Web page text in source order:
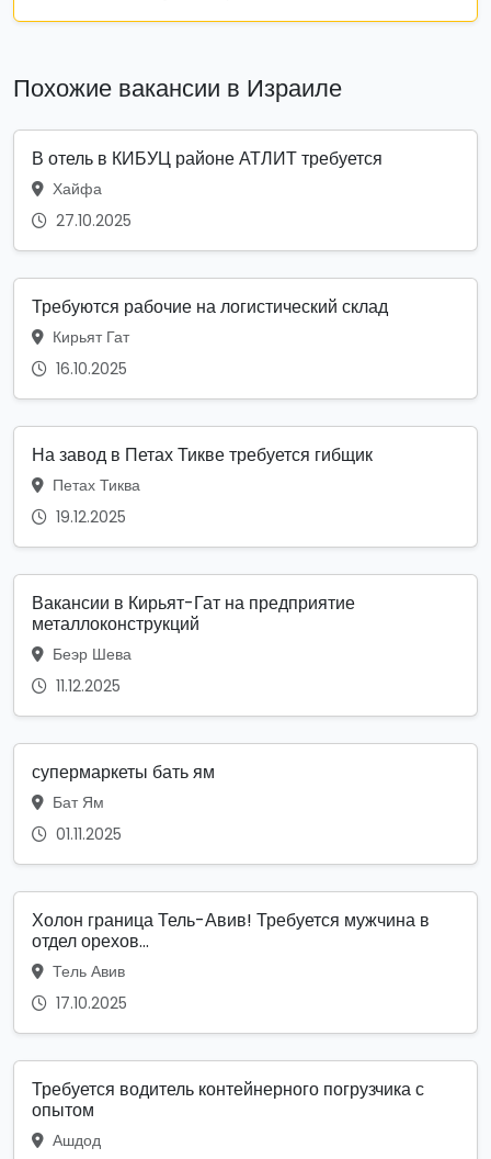
Похожие вакансии в Израиле
В отель в КИБУЦ районе АТЛИТ требуется
Хайфа
27.10.2025
Требуются рабочие на логистический склад
Кирьят Гат
16.10.2025
На завод в Петах Тикве требуется гибщик
Петах Тиква
19.12.2025
Вакансии в Кирьят-Гат на предприятие
металлоконструкций
Беэр Шева
11.12.2025
супермаркеты бать ям
Бат Ям
01.11.2025
Холон граница Тель-Авив! Требуется мужчина в
отдел орехов...
Тель Авив
17.10.2025
Требуется водитель контейнерного погрузчика с
опытом
Ашдод